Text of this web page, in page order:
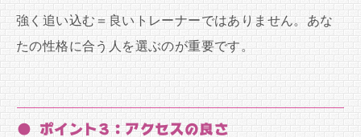
強く追い込む＝良いトレーナーではありません。あな
たの性格に合う人を選ぶのが重要です。
● ポイント3：アクセスの良さ